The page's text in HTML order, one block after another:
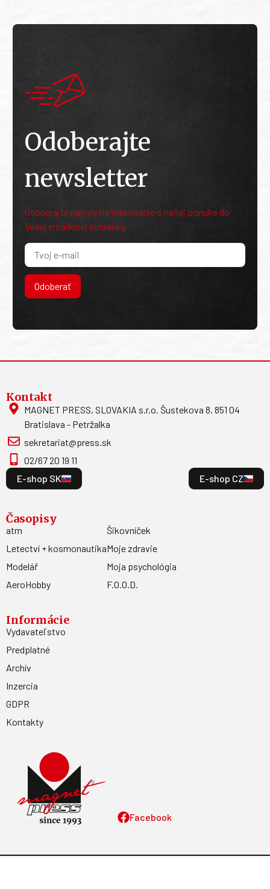
Odoberajte
newsletter
Odoberajte najnovšie informácie o našej ponuke do
Vašej emailovej schránky.
Odoberať
Facebook
Kontakt
MAGNET PRESS, SLOVAKIA s.r.o. Šustekova 8, 851 04
Bratislava - Petržalka
sekretariat@press.sk
02/67 20 19 11
E-shop SK
E-shop CZ
Časopisy
atm
Letectví + kosmonautika
Modelář
AeroHobby
Šikovníček
Moje zdravie
Moja psychológia
F.O.O.D.
Informácie
Vydavateľstvo
Predplatné
Archív
Inzercia
GDPR
Kontakty